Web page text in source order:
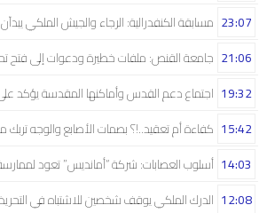
مسابقة الكنفدرالية: الرجاء والجيش الملكي 23:07
جامعة القنص: ملفات خطيرة ودعوات إلى فتح 21:06
اجتماع دعم القدس وأماكنها المقدسة يؤكد 19:32
كفاءة أم تعقيد..!؟ بصمات الأصابع والوجه تربك 15:42
أسلوب العصابات: شركة “أمانديس” تعود 14:03
الدرك الملكي يوقف شخصين للاشتباه في 12:08